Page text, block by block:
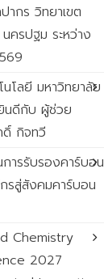
กร วิทยาเขต
ครปฐม ระหว่าง
นโลยี มหาวิทยาลัย
นดีกับ ผู้ช่วย
ดิ์ กิจทวี
ารรับรองคาร์บอน
สู่สังคมคาร์บอน
Chemistry
2027